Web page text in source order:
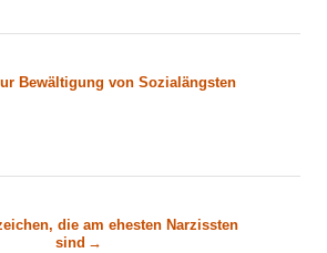
Bewältigung von Sozialängsten
die am ehesten Narzissten
sind